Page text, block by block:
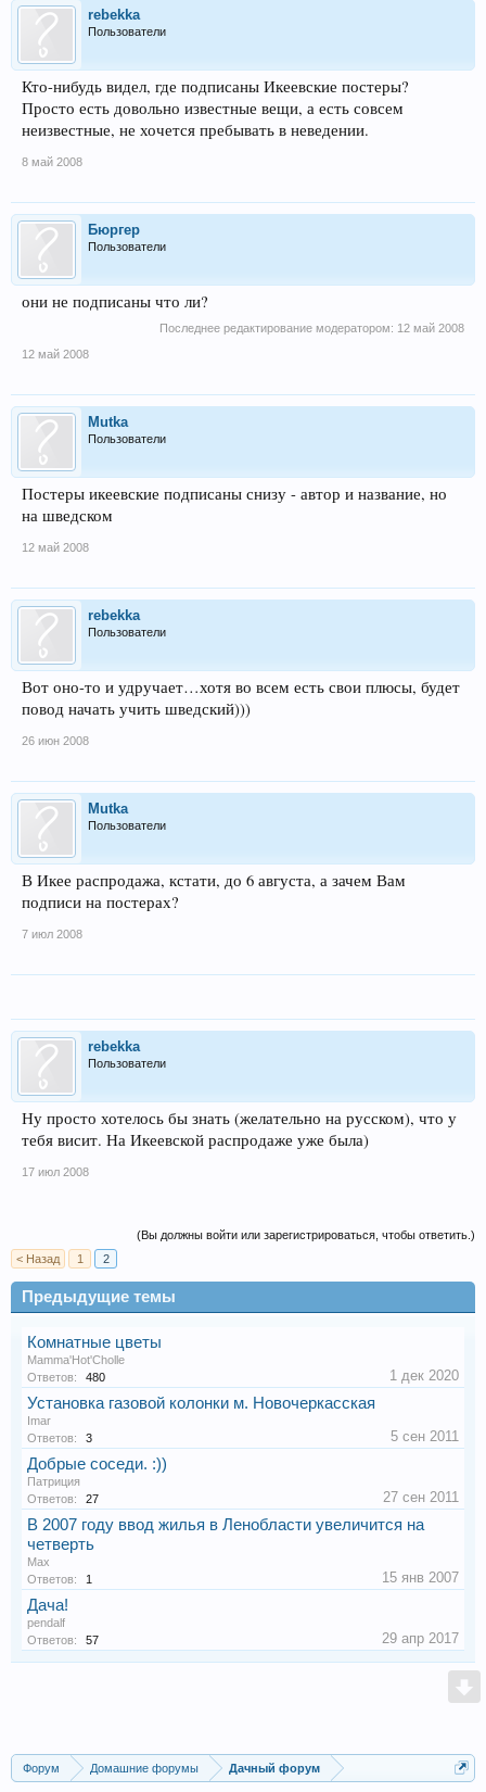
rebekka
Пользователи
Кто-нибудь видел, где подписаны Икеевские постеры?
Просто есть довольно известные вещи, а есть совсем
неизвестные, не хочется пребывать в неведении.
8 май 2008
Бюргер
Пользователи
они не подписаны что ли?
Последнее редактирование модератором: 12 май 2008
12 май 2008
Mutka
Пользователи
Постеры икеевские подписаны снизу - автор и название, но
на шведском
12 май 2008
rebekka
Пользователи
Вот оно-то и удручает…хотя во всем есть свои плюсы, будет
повод начать учить шведский)))
26 июн 2008
Mutka
Пользователи
В Икее распродажа, кстати, до 6 августа, а зачем Вам
подписи на постерах?
7 июл 2008
rebekka
Пользователи
Ну просто хотелось бы знать (желательно на русском), что у
тебя висит. На Икеевской распродаже уже была)
17 июл 2008
(Вы должны войти или зарегистрироваться, чтобы ответить.)
< Назад
1 2
Предыдущие темы
Комнатные цветы
Mamma'Hot'Cholle
Ответов:
480 1 дек 2020
Установка газовой колонки м. Новочеркасская
Imar
Ответов:
3 5 сен 2011
Добрые соседи. :))
Патриция
Ответов:
27 27 сен 2011
В 2007 году ввод жилья в Ленобласти увеличится на
четверть
Max
Ответов:
1 15 янв 2007
Дача!
pendalf
Ответов:
57 29 апр 2017
Форум Домашние форумы Дачный форум